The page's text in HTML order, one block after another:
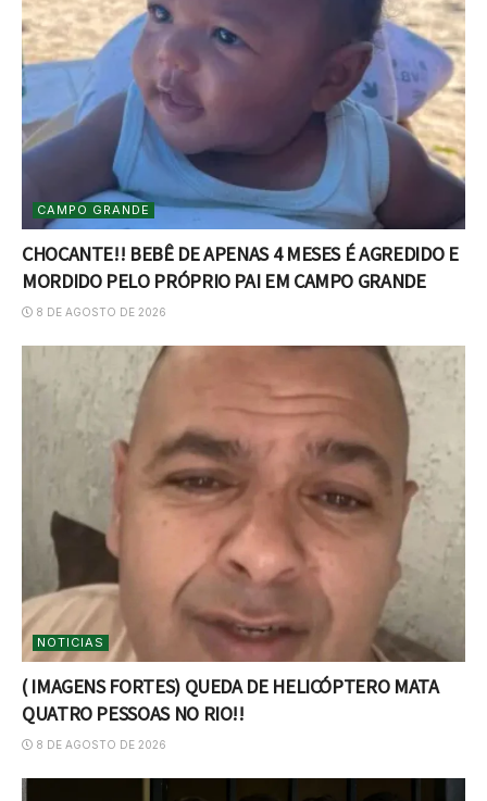
CAMPO GRANDE
CHOCANTE!! BEBÊ DE APENAS 4 MESES É AGREDIDO E
MORDIDO PELO PRÓPRIO PAI EM CAMPO GRANDE
8 DE AGOSTO DE 2026
NOTICIAS
( IMAGENS FORTES) QUEDA DE HELICÓPTERO MATA
QUATRO PESSOAS NO RIO!!
8 DE AGOSTO DE 2026